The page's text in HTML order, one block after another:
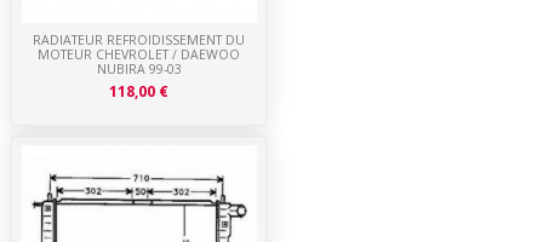
RADIATEUR REFROIDISSEMENT DU
MOTEUR CHEVROLET / DAEWOO
NUBIRA 99-03
118,00 €